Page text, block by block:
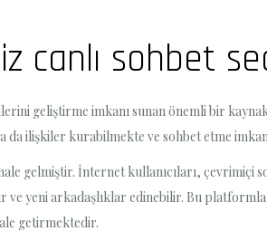
canlı sohbet
geliştirme imkanı sunan önemli bir
ilişkiler kurabilmekte ve sohbet etme
gelmiştir. İnternet kullanıcıları, çevrimiçi
yeni arkadaşlıklar edinebilir. Bu
getirmektedir.